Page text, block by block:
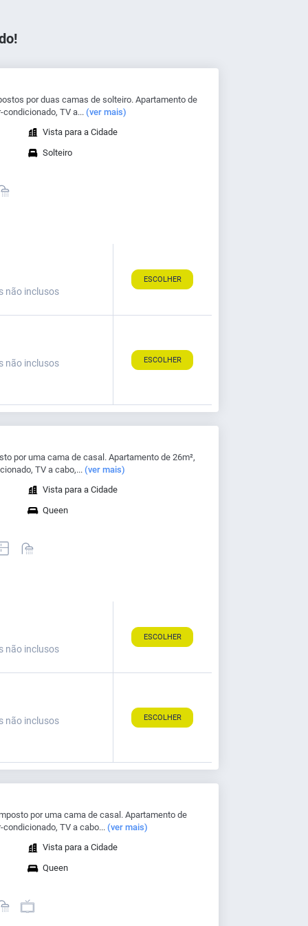
por duas camas de solteiro. Apartamento de
condicionado, TV a... (ver mais)
Vista para a Cidade
Solteiro
não inclusos
ESCOLHER
não inclusos ESCOLHER
por uma cama de casal. Apartamento de 26m²,
TV a cabo,... (ver mais)
Vista para a Cidade
Queen
não inclusos
ESCOLHER
não inclusos ESCOLHER
por uma cama de casal. Apartamento de
TV a cabo... (ver mais)
Vista para a Cidade
Queen